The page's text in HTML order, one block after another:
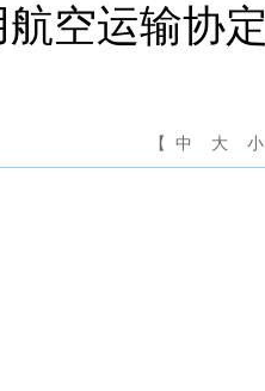
空运输协定
【 中 大 小